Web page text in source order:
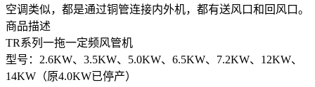
空调类似，都是通过铜管连接内外机，都有送风口和回风口。
商品描述
TR系列一拖一定频风管机
型号：2.6KW、3.5KW、5.0KW、6.5KW、7.2KW、12KW、
14KW（原4.0KW已停产）